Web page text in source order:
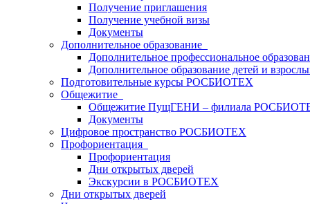
Получение приглашения
Получение учебной визы
Документы
Дополнительное образование
Дополнительное профессиональное
Дополнительное образование детей и
Подготовительные курсы РОСБИОТЕХ
Общежитие
Общежитие ПущГЕНИ – филиала
Документы
Цифровое пространство РОСБИОТЕХ
Профориентация
Профориентация
Дни открытых дверей
Экскурсии в РОСБИОТЕХ
Дни открытых дверей